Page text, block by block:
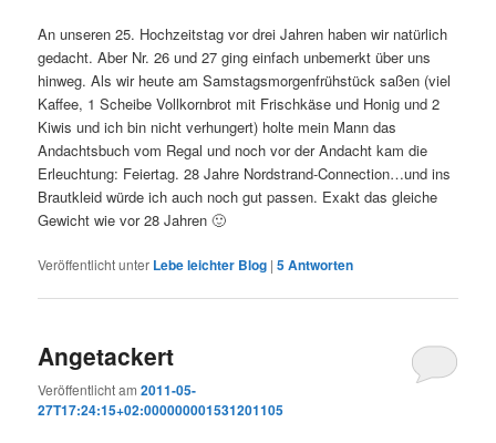
An unseren 25. Hochzeitstag vor drei Jahren haben wir natürlich
gedacht. Aber Nr. 26 und 27 ging einfach unbemerkt über uns
hinweg. Als wir heute am Samstagsmorgenfrühstück saßen (viel
Kaffee, 1 Scheibe Vollkornbrot mit Frischkäse und Honig und 2
Kiwis und ich bin nicht verhungert) holte mein Mann das
Andachtsbuch vom Regal und noch vor der Andacht kam die
Erleuchtung: Feiertag. 28 Jahre Nordstrand-Connection…und ins
Brautkleid würde ich auch noch gut passen. Exakt das gleiche
Gewicht wie vor 28 Jahren 🙂
Veröffentlicht unter Lebe leichter Blog |5Antworten
Angetackert
Veröffentlicht am2011-05-
27T17:24:15+02:000000001531201105